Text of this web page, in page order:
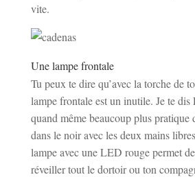
vite.
Une lampe frontale
Tu peux te dire qu’avec la torche de
lampe frontale est un inutile. Je te
quand même beaucoup plus pratique
dans le noir avec les deux mains
lampe avec une LED rouge permet
réveiller tout le dortoir ou ton